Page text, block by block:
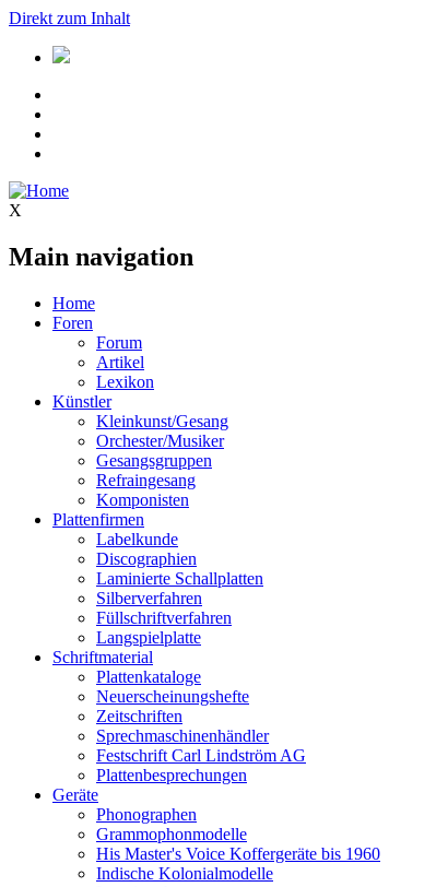
Direkt zum Inhalt
X
Main navigation
Home
Foren
Forum
Artikel
Lexikon
Künstler
Kleinkunst/Gesang
Orchester/Musiker
Gesangsgruppen
Refraingesang
Komponisten
Plattenfirmen
Labelkunde
Discographien
Laminierte Schallplatten
Silberverfahren
Füllschriftverfahren
Langspielplatte
Schriftmaterial
Plattenkataloge
Neuerscheinungshefte
Zeitschriften
Sprechmaschinenhändler
Festschrift Carl Lindström AG
Plattenbesprechungen
Geräte
Phonographen
Grammophonmodelle
His Master's Voice Koffergeräte bis 1960
Indische Kolonialmodelle